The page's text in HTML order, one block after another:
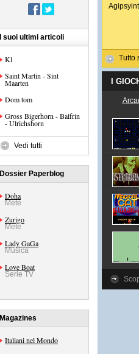
I suoi ultimi articoli
Kl
Saint Martin - Sint
Maarten
Dom tom
Gross Bigerhorn - Balfrin
- Ulrichshorn
Vedi tutti
Dossier Paperblog
Doha
Mete
Zurigo
Mete
Lady GaGa
Musica
Love Boat
Serie TV
Magazines
Italiani nel Mondo
Tutto
I